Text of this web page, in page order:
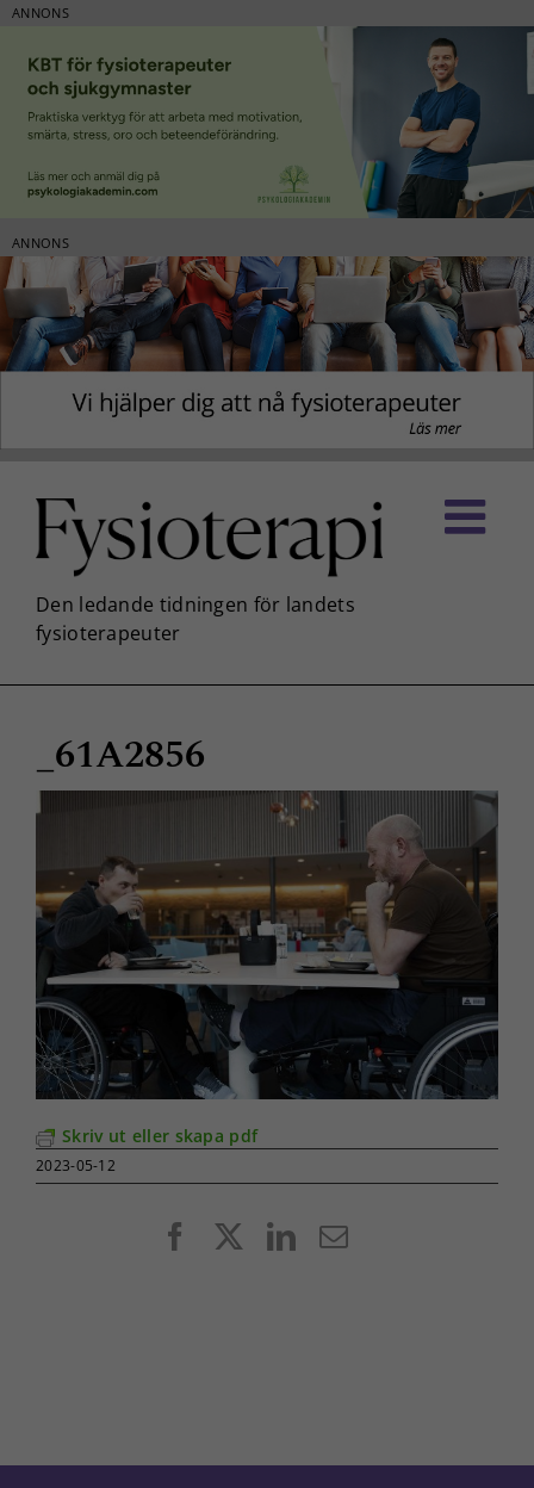
ANNONS
ANNONS
innehållet
_61A2856
Skriv ut eller skapa pdf
2023-05-12
FacebookLinkedIn
E-